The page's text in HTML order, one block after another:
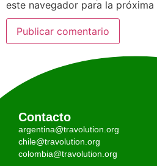
este navegador para la
Contacto
argentina@travolution.org
chile@travolution.org
colombia@travolution.org